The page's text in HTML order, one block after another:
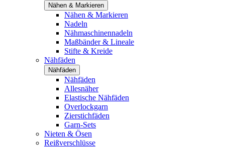
Nähen & Markieren
Nähen & Markieren
Nadeln
Nähmaschinennadeln
Maßbänder & Lineale
Stifte & Kreide
Nähfäden
Nähfäden
Nähfäden
Allesnäher
Elastische Nähfäden
Overlockgarn
Zierstichfäden
Garn-Sets
Nieten & Ösen
Reißverschlüsse